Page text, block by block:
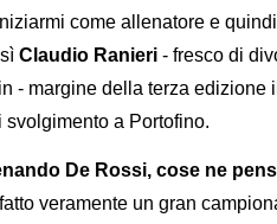
come allenatore e
Claudio Ranieri - fresco di
- margine della terza
svolgimento a Portofino.
De Rossi, cose ne
veramente un gran